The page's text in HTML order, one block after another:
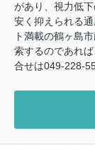
があり、視力低
安く抑えられる
ト満載の鶴ヶ島
索するのであれ
合せは049-228-